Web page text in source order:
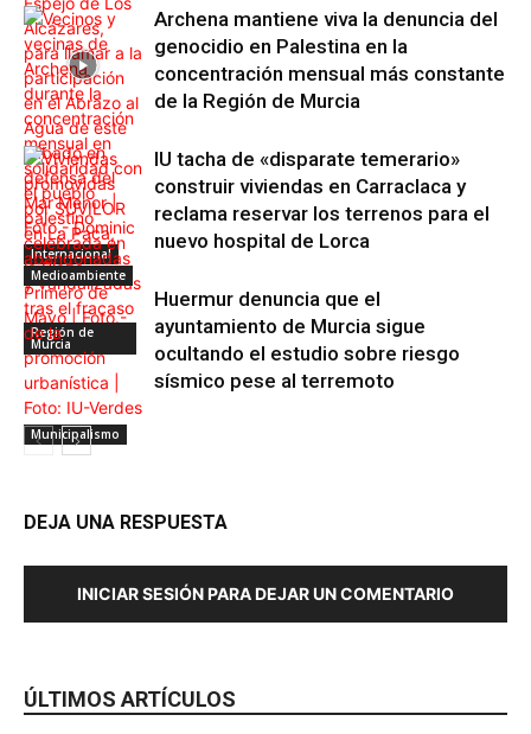
Internacional
Región de
Murcia
Archena mantiene viva la denuncia del
genocidio en Palestina en la
concentración mensual más constante
de la Región de Murcia
Municipalismo
IU tacha de «disparate temerario»
construir viviendas en Carraclaca y
reclama reservar los terrenos para el
nuevo hospital de Lorca
Medioambiente
Huermur denuncia que el
ayuntamiento de Murcia sigue
ocultando el estudio sobre riesgo
sísmico pese al terremoto
DEJA UNA RESPUESTA
INICIAR SESIÓN PARA DEJAR UN COMENTARIO
ÚLTIMOS ARTÍCULOS